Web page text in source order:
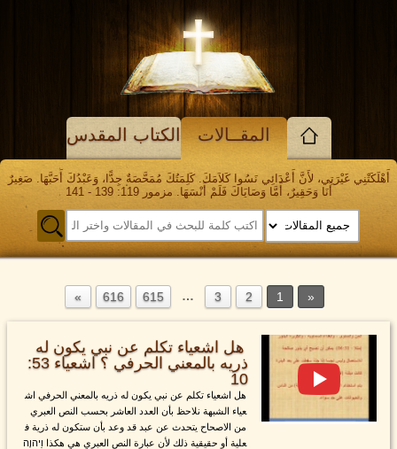
المقــالات الكتاب المقدس
أَهْلَكَتْنِي غَيْرَتِي، لأَنَّ أَعْدَائِي نَسُوا كَلاَمَكَ. كَلِمَتُكَ مُمَحَّصَةٌ جِدًّا، وَعَبْدُكَ أَحَبَّهَا. صَغِيرٌ
أَنَا وَحَقِيرٌ، أَمَّا وَصَايَاكَ فَلَمْ أَنْسَهَا. مزمور 119: 139 - 141
1
2
3
…
615
616
هل اشعياء تكلم عن نبي يكون له
ذريه بالمعني الحرفي ؟ اشعياء 53:
10
هل اشعياء تكلم عن نبي يكون له ذريه بالمعني الحرفي اش
عياء الشبهة نلاحظ بأن العدد العاشر بحسب النص العبري
من الاصحاح يتحدث عن عبد قد وعد بأن ستكون له ذرية ف
علية أو حقيقية ذلك لأن عبارة النص العبري هي هكذا וַיהוָה